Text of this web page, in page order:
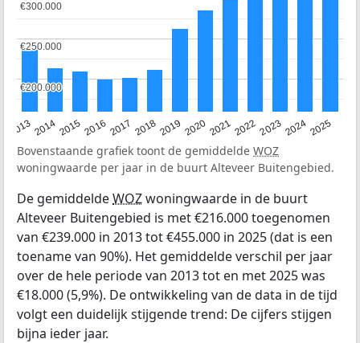
20132014201520162017 20182019 202020212022202320242025
€200.000
€200.000
€250.000
€250.000
€300.000
€300.000
Bovenstaande grafiek toont de gemiddelde WOZ
woningwaarde per jaar in de buurt Alteveer Buitengebied.
De gemiddeldeWOZwoningwaarde in de buurt
Alteveer Buitengebied is met €216.000 toegenomen
van €239.000 in 2013 tot €455.000 in 2025 (dat is een
toename van 90%). Het gemiddelde verschil per jaar
over de hele periode van 2013 tot en met 2025 was
€18.000 (5,9%). De ontwikkeling van de data in de tijd
volgt een duidelijk stijgende trend: De cijfers stijgen
bijna ieder jaar.